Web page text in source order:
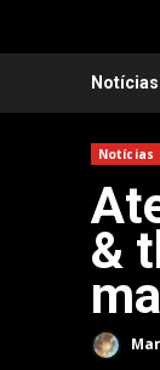
Notícias
Notícias
&